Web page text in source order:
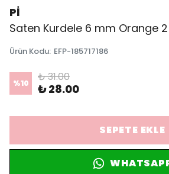
Pİ
Saten Kurdele 6 mm Orange
Ürün Kodu: EFP-185717186
%10 ₺ 31.00
₺ 28.00
SEPETE EKLE